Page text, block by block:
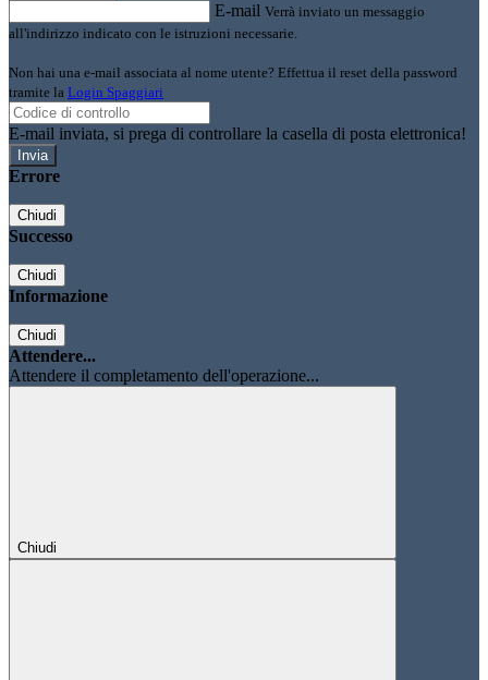
E-mail Verrà inviato un messaggio
all'indirizzo indicato con le istruzioni necessarie.
Non hai una e-mail associata al nome utente? Effettua il reset della password
tramite la Login Spaggiari
E-mail inviata, si prega di controllare la casella di posta elettronica!
Errore
Chiudi
Successo
Chiudi
Informazione
Chiudi
Attendere...
Attendere il completamento dell'operazione...
Chiudi